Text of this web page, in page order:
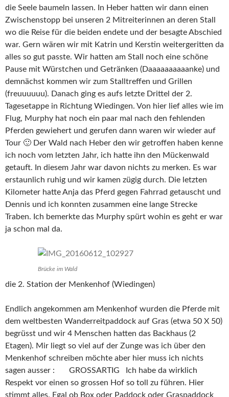
die Seele baumeln lassen. In Heber hatten wir dann einen
Zwischenstopp bei unseren 2 Mitreiterinnen an deren Stall
wo die Reise für die beiden endete und der besagte Abschied
war. Gern wären wir mit Katrin und Kerstin weitergeritten da
alles so gut passte. Wir hatten am Stall noch eine schöne
Pause mit Würstchen und Getränken (Daaaaaaaaaanke) und
demnächst kommen wir zum Stalltreffen und Grillen
(freuuuuuu). Danach ging es aufs letzte Drittel der 2.
Tagesetappe in Richtung Wiedingen. Von hier lief alles wie im
Flug, Murphy hat noch ein paar mal nach den fehlenden
Pferden gewiehert und gerufen dann waren wir wieder auf
Tour 🙂 Der Wald nach Heber den wir getroffen haben kenne
ich noch vom letzten Jahr, ich hatte ihn den Mückenwald
getauft. In diesem Jahr war davon nichts zu merken. Es war
erstaunlich ruhig und wir kamen zügig durch. Die letzten
Kilometer hatte Anja das Pferd gegen Fahrrad getauscht und
Dennis und ich konnten zusammen eine lange Strecke
Traben. Ich bemerkte das Murphy spürt wohin es geht er war
ja schon mal da.
Brücke im Wald
die 2. Station der Menkenhof (Wiedingen)
Endlich angekommen am Menkenhof wurden die Pferde mit
dem weltbesten Wanderreitpaddock auf Gras (etwa 50 X 50)
begrüsst und wir 4 Menschen hatten das Backhaus (2
Etagen). Mir liegt so viel auf der Zunge was ich über den
Menkenhof schreiben möchte aber hier muss ich nichts
sagen ausser : GROSSARTIG Ich habe da wirklich
Respekt vor einen so grossen Hof so toll zu führen. Hier
stimmt alles. Egal ob Box oder Paddock oder Graspaddock